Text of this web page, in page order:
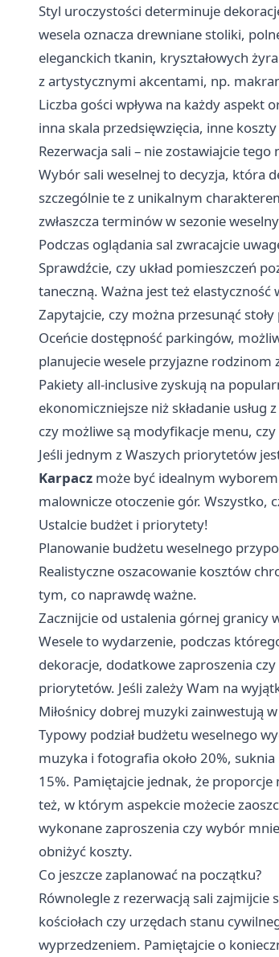
Styl uroczystości determinuje
wesela oznacza drewniane stoliki,
eleganckich tkanin, kryształowych
z artystycznymi akcentami, np.
Liczba gości wpływa na każdy aspekt
inna skala przedsięwzięcia, inne
Rezerwacja sali – nie zostawiajcie tego
Wybór sali weselnej to decyzja, która
szczególnie te z unikalnym
zwłaszcza terminów w sezonie
Podczas oglądania sal zwracajcie
Sprawdźcie, czy układ pomieszczeń
taneczną. Ważna jest też elastyczność
Zapytajcie, czy można przesunąć
Oceńcie dostępność parkingów,
planujecie wesele przyjazne rodzinom
Pakiety all-inclusive zyskują na
ekonomiczniejsze niż składanie usług
czy możliwe są modyfikacje menu,
Jeśli jednym z Waszych priorytetów
Karpacz może być idealnym
malownicze otoczenie gór. Wszystko,
Ustalcie budżet i priorytety!
Planowanie budżetu weselnego
Realistyczne oszacowanie kosztów
tym, co naprawdę ważne.
Zacznijcie od ustalenia górnej granicy
Wesele to wydarzenie, podczas
dekoracje, dodatkowe zaproszenia
priorytetów. Jeśli zależy Wam na
Miłośnicy dobrej muzyki zainwestują
Typowy podział budżetu weselnego
muzyka i fotografia około 20%,
15%. Pamiętajcie jednak, że
też, w którym aspekcie możecie
wykonane zaproszenia czy wybór
obniżyć koszty.
Co jeszcze zaplanować na początku?
Równolegle z rezerwacją sali
kościołach czy urzędach stanu
wyprzedzeniem. Pamiętajcie o